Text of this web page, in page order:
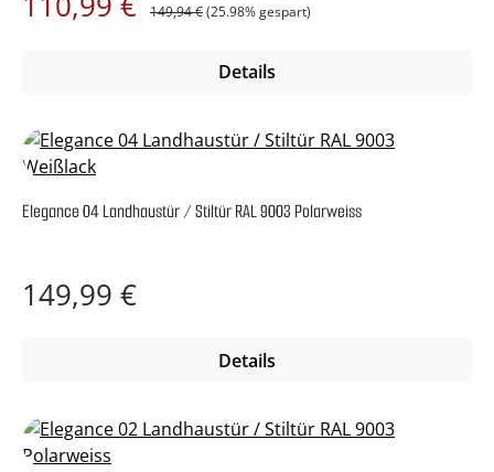
149,94 €(25.98% gespart)
Details
Elegance 04 Landhaustür / Stiltür RAL 9003 Polarweiss
Regulärer Preis:
149,99 €
Details